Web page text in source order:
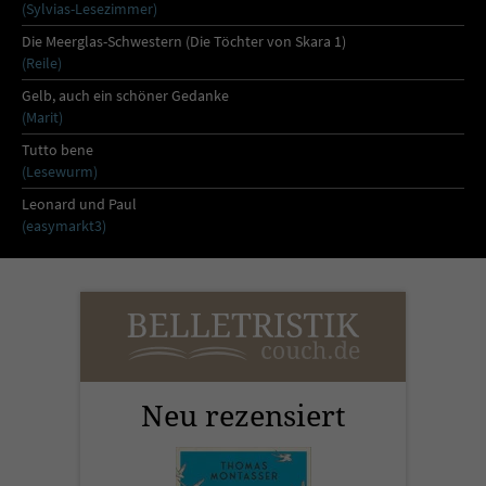
(Sylvias-Lesezimmer)
Die Meerglas-Schwestern (Die Töchter von Skara 1)
(Reile)
Gelb, auch ein schöner Gedanke
(Marit)
Tutto bene
(Lesewurm)
Leonard und Paul
(easymarkt3)
Neu rezensiert
Sicherheitscode des Kontaktformulars zu
überprüfen.